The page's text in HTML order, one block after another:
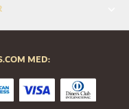
MED: